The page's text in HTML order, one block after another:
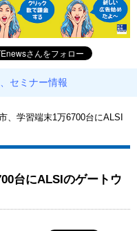
セミナー情報
、学習端末1万6700台にALSI
台にALSIのゲートウ